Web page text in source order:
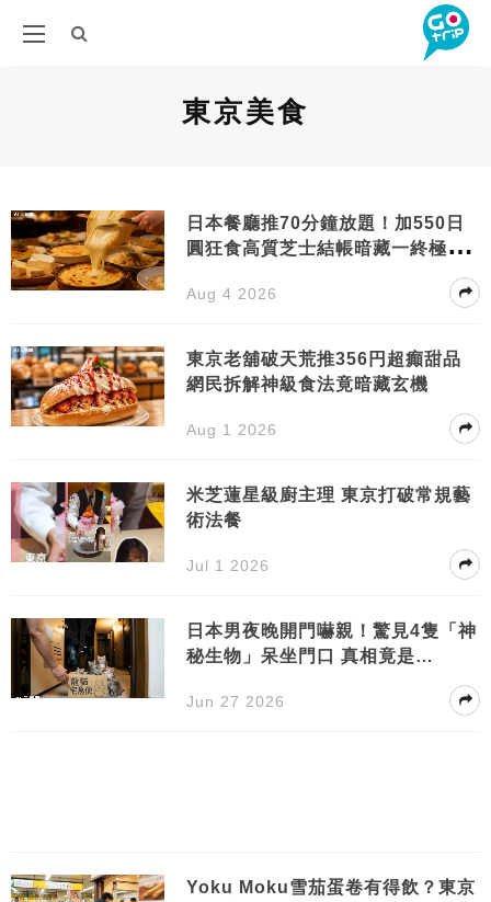
東京美食
日本餐廳推70分鐘放題！加550日
圓狂食高質芝士結帳暗藏一終極驚
Aug 4 2026
東京老舖破天荒推356円超癲甜品
網民拆解神級食法竟暗藏玄機
Aug 1 2026
​​米芝蓮星級廚主理 東京打破常規藝
術法餐
Jul 1 2026
日本男夜晚開門嚇親！驚見4隻「神
秘生物」呆坐門口 真相竟是…
Jun 27 2026
Yoku Moku雪茄蛋卷有得飲？東京